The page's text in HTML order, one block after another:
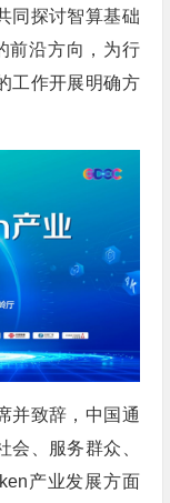
同探讨智算基础
前沿方向，为行
工作开展明确方
并致辞，中国通
、服务群众、
产业发展方面